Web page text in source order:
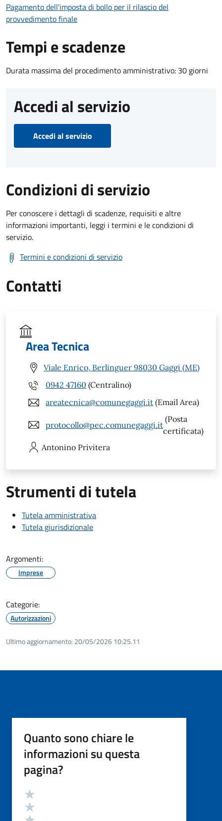
Pagamento dell'imposta di bollo per il rilascio del
provvedimento finale
Tempi e scadenze
Durata massima del procedimento amministrativo: 30 giorni
Accedi al servizio
Accedi al servizio
Condizioni di servizio
Per conoscere i dettagli di scadenze, requisiti e altre
informazioni importanti, leggi i termini e le condizioni di
servizio.
Termini e condizioni di servizio
Contatti
Area Tecnica
Viale Enrico, Berlinguer 98030 Gaggi (ME)
0942 47160 (Centralino)
areatecnica@comunegaggi.it (Email Area)
protocollo@pec.comunegaggi.it
(Posta
certificata)
Antonino Privitera
Strumenti di tutela
Tutela amministrativa
Tutela giurisdizionale
Argomenti:
Imprese
Categorie:
Autorizzazioni
Ultimo aggiornamento: 20/05/2026 10:25.11
Quanto sono chiare le
informazioni su questa
pagina?
Valutazione